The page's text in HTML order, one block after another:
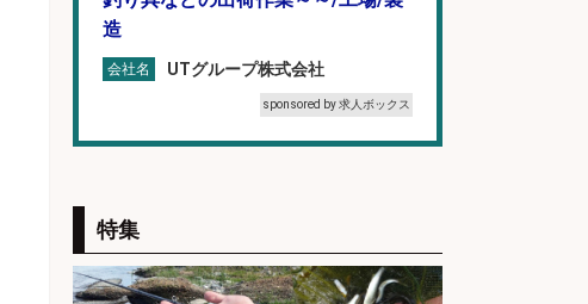
造
会社名 UTグループ株式会社
sponsored by 求人ボックス
会社名
sponsored by 求人ボックス
特集